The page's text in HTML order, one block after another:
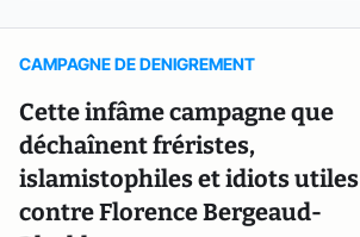
CAMPAGNE DE DENIGREMENT
Cette infâme campagne que
déchaînent fréristes,
islamistophiles et idiots utiles
contre Florence Bergeaud-